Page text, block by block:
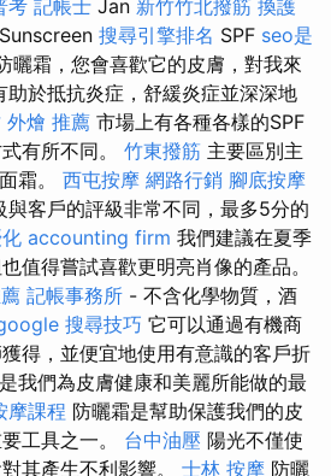
考 記帳士 Jan 新竹竹北撥筋 換護
Sunscreen 搜尋引擎排名 SPF seo是
曬霜，您會喜歡它的皮膚，對我來
於抵抗炎症，舒緩炎症並深深地
外燴 推薦 市場上有各種各樣的SPF
有所不同。 竹東撥筋 主要區別主
霜。 西屯按摩 網路行銷 腳底按摩
與客戶的評級非常不同，最多5分的
accounting firm 我們建議在夏季
值得嘗試喜歡更明亮肖像的產品。
記帳事務所 - 不含化學物質，酒
搜尋技巧 它可以通過有機商
得，並便宜地使用有意識的客戶折
我們為皮膚健康和美麗所能做的最
摩課程 防曬霜是幫助保護我們的皮
工具之一。 台中油壓 陽光不僅使
其產生不利影響。 士林 按摩 防曬